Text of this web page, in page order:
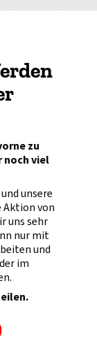
zu
noch viel
unsere
Aktion von
uns sehr
nur mit
und
im
Youtube